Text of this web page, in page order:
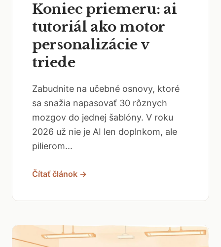
Koniec priemeru: ai
tutoriál ako motor
personalizácie v
triede
Zabudnite na učebné osnovy, ktoré
sa snažia napasovať 30 rôznych
mozgov do jednej šablóny. V roku
2026 už nie je AI len doplnkom, ale
pilierom...
Čítať článok →